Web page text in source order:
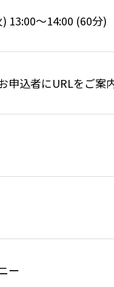
13:00〜14:00 (60分)
込者にURLをご案内
ー